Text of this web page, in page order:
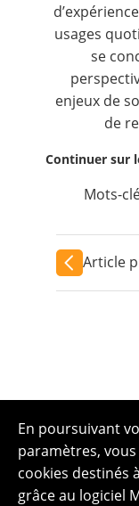
usages
se
enjeux de
de
Continuer sur
Mots-
Article
En poursuivant
paramètres,
cookies destinés
grâce au logiciel